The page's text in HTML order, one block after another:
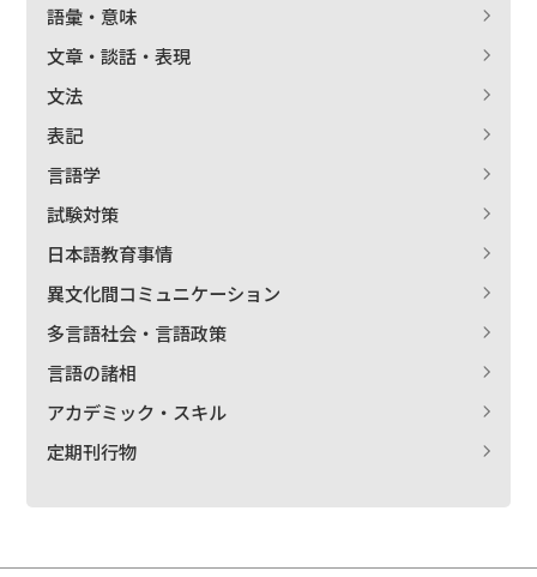
語彙・意味
文章・談話・表現
文法
表記
言語学
試験対策
日本語教育事情
異文化間コミュニケーション
多言語社会・言語政策
言語の諸相
アカデミック・スキル
定期刊行物